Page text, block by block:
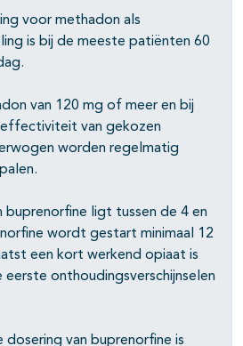
voor methadon als
is bij de meeste patiënten 60
van 120 mg of meer en bij
van gekozen
worden regelmatig
buprenorfine ligt tussen de 4 en
wordt gestart minimaal 12
een kort werkend opiaat is
onthoudings­verschijnselen
van buprenorfine is